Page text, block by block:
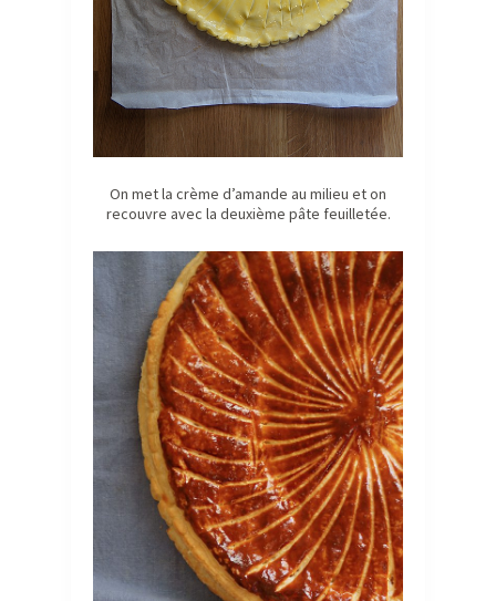
On met la crème d’amande au milieu et on
recouvre avec la deuxième pâte feuilletée.